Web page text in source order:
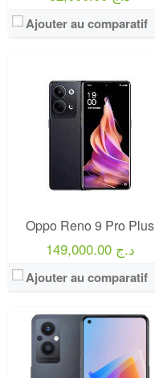
Ajouter au comparatif
Oppo Reno 9 Pro Plus
149,000.00 د.ج
Ajouter au comparatif